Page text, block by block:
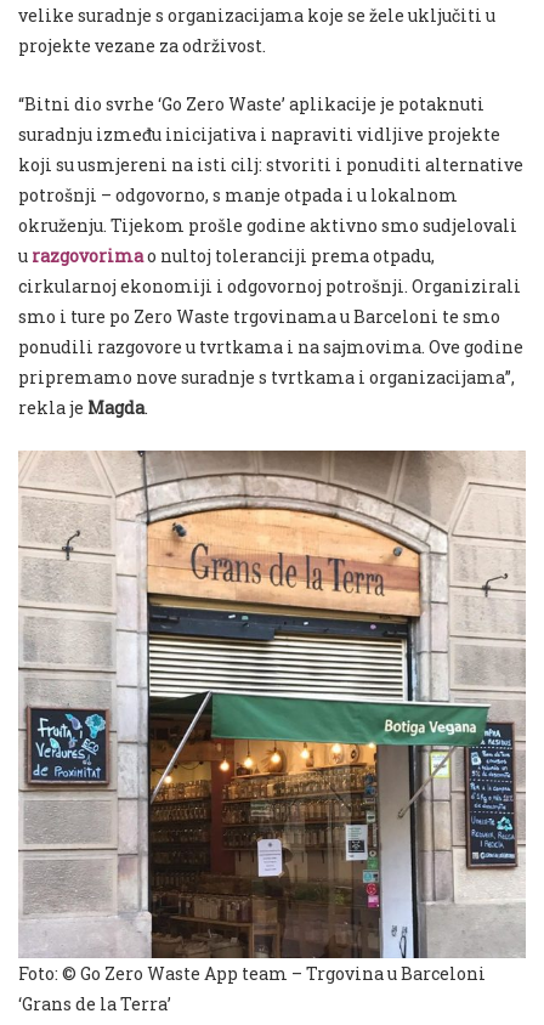
velike suradnje s organizacijama koje se žele uključiti u
projekte vezane za održivost.
“Bitni dio svrhe ‘Go Zero Waste’ aplikacije je potaknuti
suradnju između inicijativa i napraviti vidljive projekte
koji su usmjereni na isti cilj: stvoriti i ponuditi alternative
potrošnji – odgovorno, s manje otpada i u lokalnom
okruženju. Tijekom prošle godine aktivno smo sudjelovali
u razgovorimao nultoj toleranciji prema otpadu,
cirkularnoj ekonomiji i odgovornoj potrošnji. Organizirali
smo i ture po Zero Waste trgovinama u Barceloni te smo
ponudili razgovore u tvrtkama i na sajmovima. Ove godine
pripremamo nove suradnje s tvrtkama i organizacijama”,
rekla je Magda.
Foto: © Go Zero Waste App team – Trgovina u Barceloni
‘Grans de la Terra’